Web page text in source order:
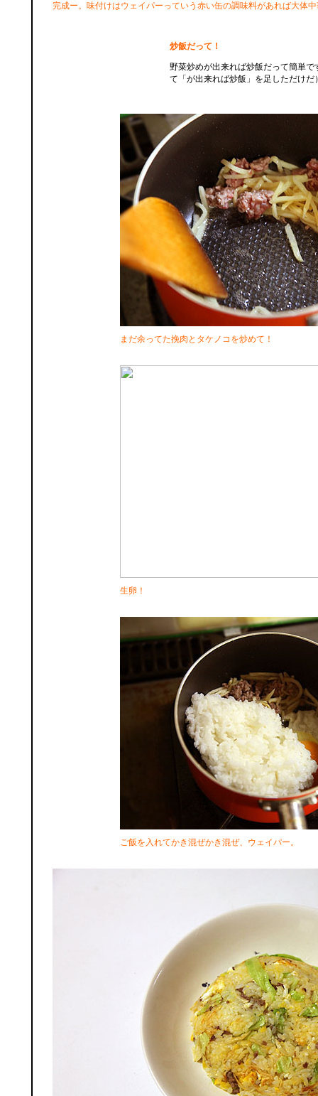
完成ー。味付けはウェイパーっていう赤い缶の調味料があれば大体
炒飯だって！
野菜炒めが出来れば炒飯だって簡単で
て「が出来れば炒飯」を足しただけだ
まだ余ってた挽肉とタケノコを炒めて！
生卵！
ご飯を入れてかき混ぜかき混ぜ、ウェイパー。